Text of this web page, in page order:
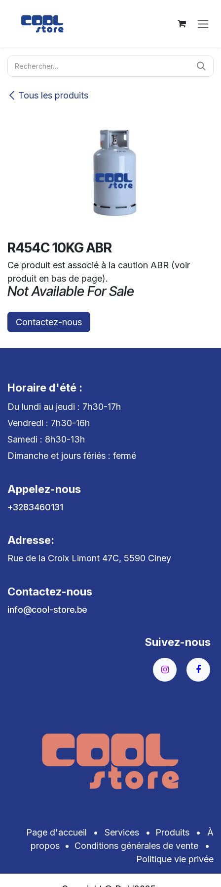
Tous les produits
R454C 10KG ABR
Ce produit est associé à la caution ABR (voir
produit en bas de page).
Not Available For Sale
Contactez-nous
Horaire d'été :
Du lundi au jeudi : 7h30-17h
Vendredi : 7h30-16h
Samedi : 8h30-13h
Dimanche et jours fériés : fermé
Appelez-nous
+3283460131
Adresse:
Rue de la Croix Limont 47C, 5590 Ciney
Contactez-nous
info@cool-store.be
Suivez-nous
Page d'accueil • Services • Produits •
À
propos • Conditions générales de vente
•
Politique vie privée